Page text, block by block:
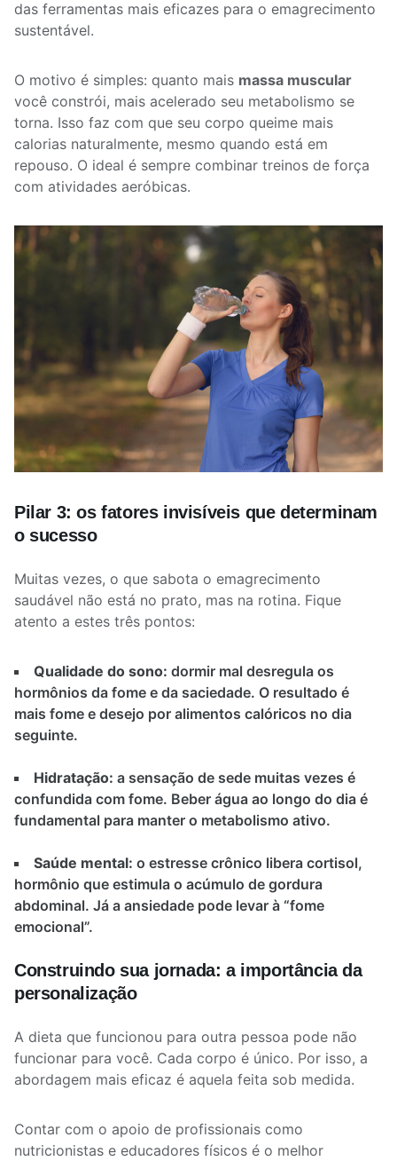
das ferramentas mais eficazes para o emagrecimento
sustentável.
O motivo é simples: quanto mais massa muscular
você constrói, mais acelerado seu metabolismo se
torna. Isso faz com que seu corpo queime mais
calorias naturalmente, mesmo quando está em
repouso. O ideal é sempre combinar treinos de força
com atividades aeróbicas.
Pilar 3: os fatores invisíveis que determinam
o sucesso
Muitas vezes, o que sabota o emagrecimento
saudável não está no prato, mas na rotina. Fique
atento a estes três pontos:
Qualidade do sono: dormir mal desregula os
hormônios da fome e da saciedade. O resultado é
mais fome e desejo por alimentos calóricos no dia
seguinte.
Hidratação: a sensação de sede muitas vezes é
confundida com fome. Beber água ao longo do dia é
fundamental para manter o metabolismo ativo.
Saúde mental: o estresse crônico libera cortisol,
hormônio que estimula o acúmulo de gordura
abdominal. Já a ansiedade pode levar à “fome
emocional”.
Construindo sua jornada: a importância da
personalização
A dieta que funcionou para outra pessoa pode não
funcionar para você. Cada corpo é único. Por isso, a
abordagem mais eficaz é aquela feita sob medida.
Contar com o apoio de profissionais como
nutricionistas e educadores físicos é o melhor